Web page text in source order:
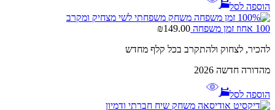
הוספה לסל
100 אחוז זמן משפחה ₪149.00
להכיר, לצחוק ולהתקרב בכל קלף מחדש
מהדורה חדשה 2026
הוספה לסל